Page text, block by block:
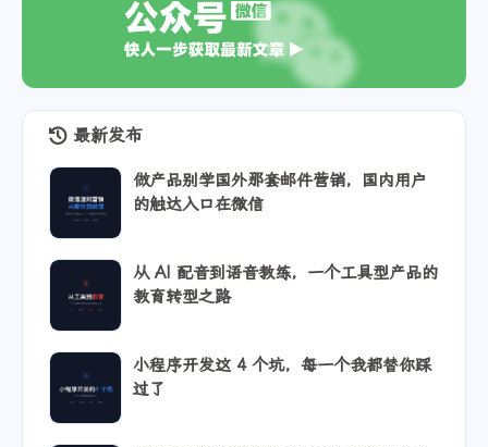
最新发布
做产品别学国外那套邮件营销，国内用户
的触达入口在微信
从 AI 配音到语音教练，一个工具型产品的
教育转型之路
小程序开发这 4 个坑，每一个我都替你踩
过了